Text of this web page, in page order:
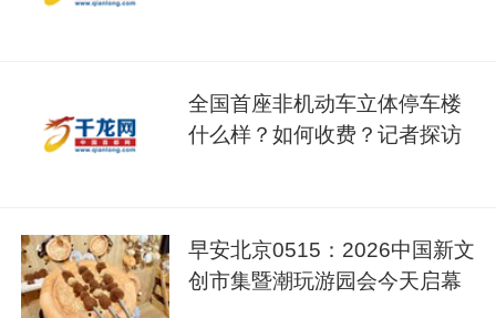
全国首座非机动车立体停车楼
什么样？如何收费？记者探访
早安北京0515：2026中国新文
创市集暨潮玩游园会今天启幕